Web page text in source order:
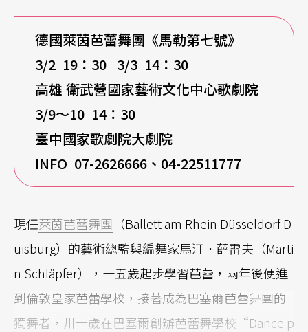
德國萊茵芭蕾舞團《馬勒第七號》
3/2 19 ：30 3/3 14：30
高雄 衛武營國家藝術文化中心歌劇院
3/9～10 14：30
臺中國家歌劇院大劇院
INFO 07-2626666 、04-22511777
現任萊茵芭蕾舞團 （Ballett am Rhein Düsseldorf D
uisburg）的藝術總監與編舞家馬汀．薛雷夫（Marti
n Schläpfer），十五歲起步學習芭蕾，兩年後便進
到倫敦皇家芭蕾學校，接著成為巴塞爾芭蕾舞團的
獨舞者，卅一歲在巴塞爾創辦芭蕾舞學校“Dance p